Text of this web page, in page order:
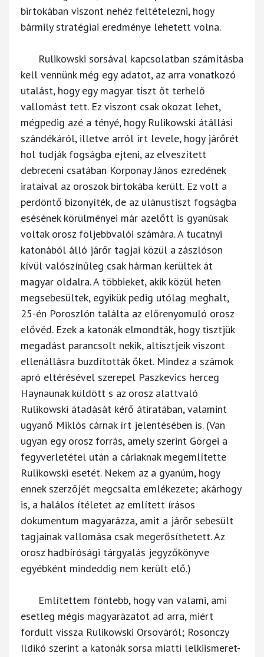
birtokában viszont nehéz feltételezni, hogy
bármily stratégiai eredménye lehetett volna.
Rulikowski sorsával kapcsolatban számításba
kell vennünk még egy adatot, az arra vonatkozó
utalást, hogy egy magyar tiszt őt terhelő
vallomást tett. Ez viszont csak okozat lehet,
mégpedig azé a tényé, hogy Rulikowski átállási
szándékáról, illetve arról írt levele, hogy járőrét
hol tudják fogságba ejteni, az elveszített
debreceni csatában Korponay János ezredének
irataival az oroszok birtokába került. Ez volt a
perdöntő bizonyíték, de az ulánustiszt fogságba
esésének körülményei már azelőtt is gyanúsak
voltak orosz följebbvalói számára. A tucatnyi
katonából álló járőr tagjai közül a zászlóson
kívül valószínűleg csak hárman kerültek át
magyar oldalra. A többieket, akik közül heten
megsebesültek, egyikük pedig utólag meghalt,
25-én Poroszlón találta az előrenyomuló orosz
elővéd. Ezek a katonák elmondták, hogy tisztjük
megadást parancsolt nekik, altisztjeik viszont
ellenállásra buzdították őket. Mindez a számok
apró eltérésével szerepel Paszkevics herceg
Haynaunak küldött s az orosz alattvaló
Rulikowski átadását kérő átiratában, valamint
ugyanő Miklós cárnak írt jelentésében is. (Van
ugyan egy orosz forrás, amely szerint Görgei a
fegyverletétel után a cáriaknak megemlítette
Rulikowski esetét. Nekem az a gyanúm, hogy
ennek szerzőjét megcsalta emlékezete; akárhogy
is, a halálos ítéletet az említett írásos
dokumentum magyarázza, amit a járőr sebesült
tagjainak vallomása csak megerősíthetett. Az
orosz hadbírósági tárgyalás jegyzőkönyve
egyébként mindeddig nem került elő.)
Említettem föntebb, hogy van valami, ami
esetleg mégis magyarázatot ad arra, miért
fordult vissza Rulikowski Orsováról; Rosonczy
Ildikó szerint a katonák sorsa miatti lelkiismeret-